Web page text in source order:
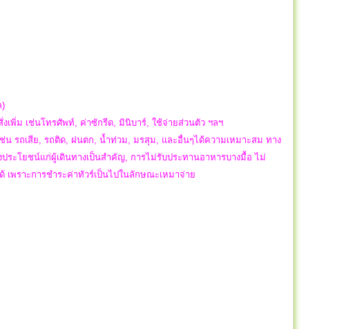
)
เพิ่ม เช่นโทรศัพท์, ค่าซักรีด, มินิบาร์, ใช้จ่ายส่วนตัว ฯลฯ
รถเสีย, รถติด, ฝนตก, น้ำท่วม, มรสุม, และอื่นๆได้ความเหมาะสม ทาง
ระโยชน์แก่ผู้เดินทางเป็นสำคัญ, การไม่รับประทานอาหารบางมื้อ ไม่
เพราะการชำระค่าทัวร์เป็นไปในลักษณะเหมาจ่าย